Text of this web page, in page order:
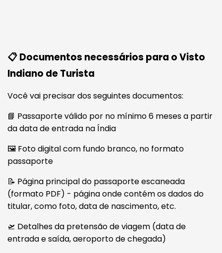
📋 Documentos necessários para o Visto
Indiano de Turista
Você vai precisar dos seguintes documentos:
📘 Passaporte válido por no mínimo 6 meses a partir
da data de entrada na Índia
🖼️ Foto digital com fundo branco, no formato
passaporte
📝 Página principal do passaporte escaneada
(formato PDF) - página onde contém os dados do
titular, como foto, data de nascimento, etc.
🛫 Detalhes da pretensão de viagem (data de
entrada e saída, aeroporto de chegada)